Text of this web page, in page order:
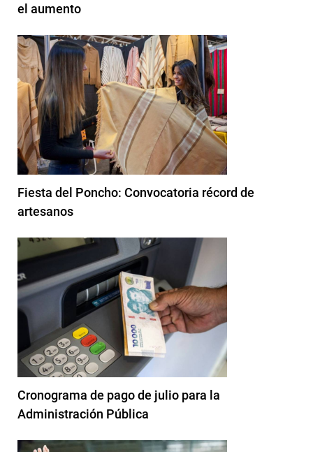
el aumento
Fiesta del Poncho: Convocatoria récord de
artesanos
Cronograma de pago de julio para la
Administración Pública